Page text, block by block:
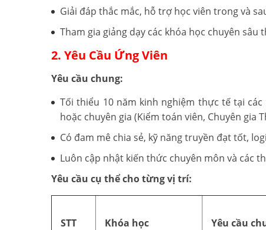
Giải đáp thắc mắc, hỗ trợ học viên trong và
Tham gia giảng dạy các khóa học chuyên
2. Yêu Cầu Ứng Viên
Yêu cầu chung:
Tối thiểu 10 năm kinh nghiệm thực tế tại
hoặc chuyên gia (Kiểm toán viên, Chuyên gia
Có đam mê chia sẻ, kỹ năng truyền đạt tốt,
Luôn cập nhật kiến thức chuyên môn và các
Yêu cầu cụ thể cho từng vị trí:
STT Khóa học Yêu cầu